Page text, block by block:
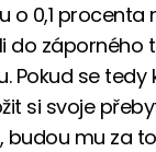
o 0,1 procenta
do záporného
Pokud se
si svoje
budou mu za